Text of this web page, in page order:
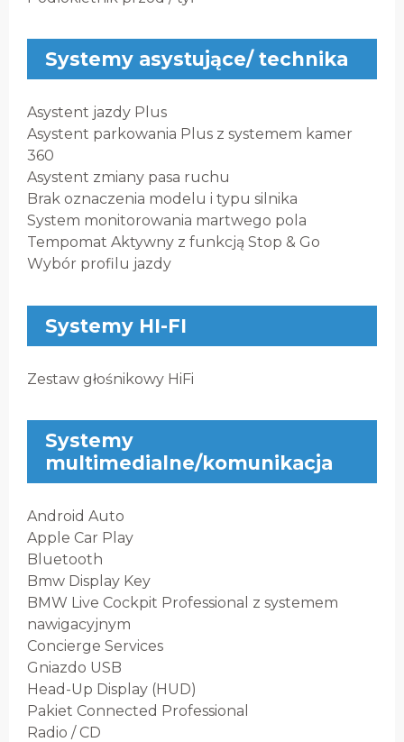
Systemy asystujące/ technika
Asystent jazdy Plus
Asystent parkowania Plus z systemem kamer
360
Asystent zmiany pasa ruchu
Brak oznaczenia modelu i typu silnika
System monitorowania martwego pola
Tempomat Aktywny z funkcją Stop & Go
Wybór profilu jazdy
Systemy HI-FI
Zestaw głośnikowy HiFi
Systemy
multimedialne/komunikacja
Android Auto
Apple Car Play
Bluetooth
Bmw Display Key
BMW Live Cockpit Professional z systemem
nawigacyjnym
Concierge Services
Gniazdo USB
Head-Up Display (HUD)
Pakiet Connected Professional
Radio / CD